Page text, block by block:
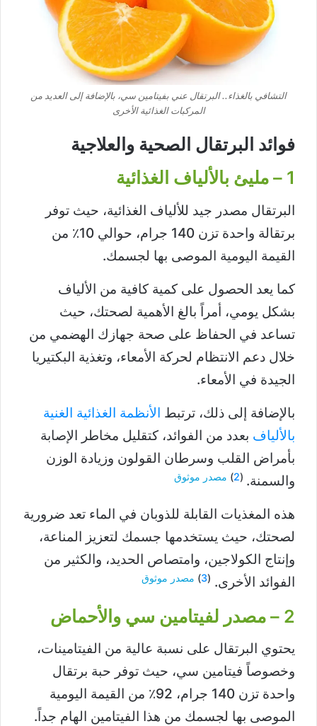
التشافي بالغذاء.. البرتقال عني بفيتامين سي، بالإضافة إلى العديد من
المركبات الغذائية الأخرى
فوائد البرتقال الصحية والعلاجية
1 – مليئ بالألياف الغذائية
البرتقال مصدر جيد للألياف الغذائية، حيث توفر
برتقالة واحدة تزن 140 جرام، حوالي 10٪ من
القيمة اليومية الموصى بها لجسمك.
كما يعد الحصول على كمية كافية من الألياف
بشكل يومي، أمراً بالغ الأهمية لصحتك، حيث
تساعد في الحفاظ على صحة جهازك الهضمي من
خلال دعم الانتظام لحركة الأمعاء، وتغذية البكتيريا
الجيدة في الأمعاء.
بالإضافة إلى ذلك، ترتبط الأنظمة الغذائية الغنية
بالألياف بعدد من الفوائد، كتقليل مخاطر الإصابة
بأمراض القلب وسرطان القولون وزيادة الوزن
والسمنة. (
2
) مصدر موثوق
هذه المغذيات القابلة للذوبان في الماء تعد ضرورية
لصحتك، حيث يستخدمها جسمك لتعزيز المناعة،
وإنتاج الكولاجين، وامتصاص الحديد، والكثير من
الفوائد الأخرى. (
3
) مصدر موثوق
2 – مصدر لفيتامين سي والأحماض
يحتوي البرتقال على نسبة عالية من الفيتامينات،
وخصوصاً فيتامين سي، حيث توفر حبة برتقال
واحدة تزن 140 جرام، 92٪ من القيمة اليومية
الموصى بها لجسمك من هذا الفيتامين الهام جداً.